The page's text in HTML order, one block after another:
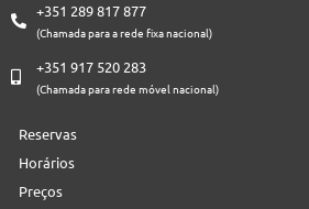
+351 289 817 877
(Chamada para a rede fixa nacional)
+351 917 520 283
(Chamada para rede móvel nacional)
Reservas
Horários
Preços